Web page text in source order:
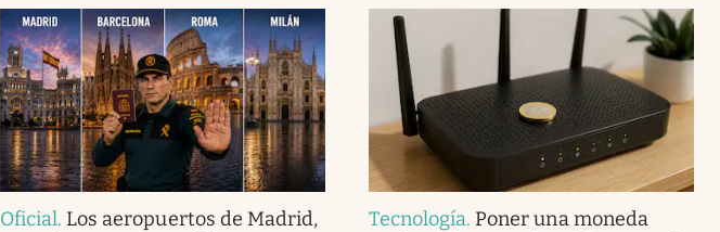
Oficial. Los aeropuertos de Madrid,
Tecnología. Poner una moneda